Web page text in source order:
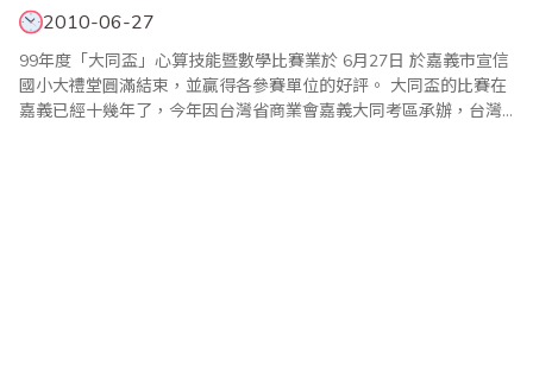
2010-06-27
99年度「大同盃」心算技能暨數學比賽業於 6月27日 於嘉義市宣信
國小大禮堂圓滿結束，並贏得各參賽單位的好評。 大同盃的比賽在
嘉義已經十幾年了，今年因台灣省商業會嘉義大同考區承辦，台灣